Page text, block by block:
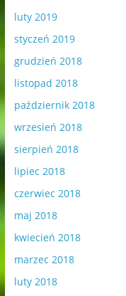
luty 2019
styczeń 2019
grudzień 2018
listopad 2018
październik 2018
wrzesień 2018
sierpień 2018
lipiec 2018
czerwiec 2018
maj 2018
kwiecień 2018
marzec 2018
luty 2018